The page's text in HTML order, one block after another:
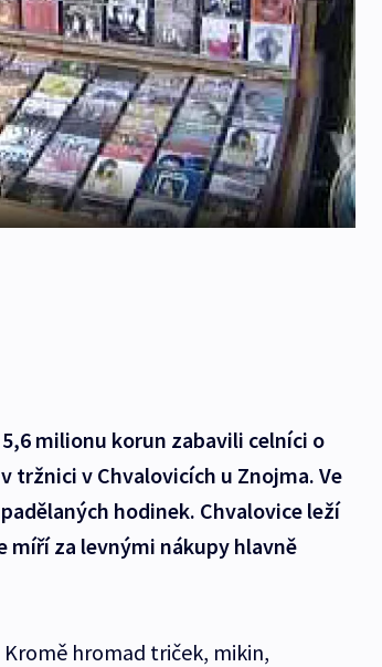
milionu korun zabavili celníci o
v Chvalovicích u Znojma. Ve
hodinek. Chvalovice leží
míří za levnými nákupy hlavně
hromad triček, mikin,